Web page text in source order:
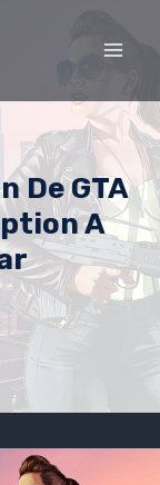
De GTA
A